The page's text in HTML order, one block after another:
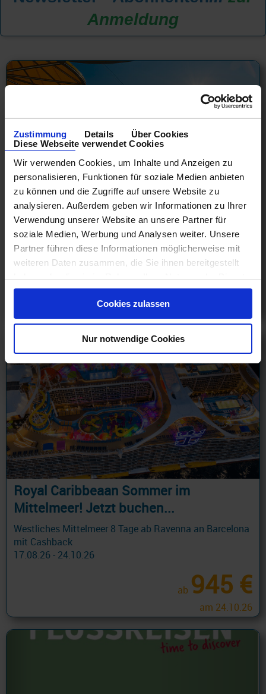
Zustimmung Details
Über Cookies
Diese Webseite verwendet Cookies
Wir verwenden Cookies, um Inhalte und Anzeigen zu
personalisieren, Funktionen für soziale Medien anbieten
zu können und die Zugriffe auf unsere Website zu
analysieren. Außerdem geben wir Informationen zu Ihrer
Verwendung unserer Website an unsere Partner für
soziale Medien, Werbung und Analysen weiter. Unsere
Partner führen diese Informationen möglicherweise mit
weiteren Daten zusammen, die Sie ihnen bereitgestellt
haben oder die sie im Rahmen Ihrer Nutzung der Dienste
gesammelt haben.
Cookies zulassen
Nur notwendige Cookies
Anmeldung
Costa Buchungsstart 2028
Frühbucherpreise, freie Kabinenwahl und vieles mehr...
02.01.28 - 20.05.28
ab229 €
Royal Caribbeaan Sommer im
Mittelmeer! Jetzt buchen...
Westliches Mittelmeer 8 Tage ab Ravenna an Barcelona
mit Cashback
17.08.26 - 24.10.26
ab 945 €
am 24.10.26